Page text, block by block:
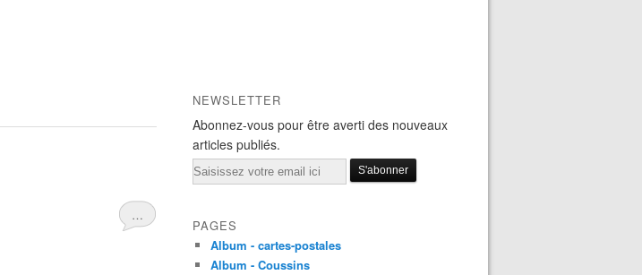
…
NEWSLETTER
Abonnez-vous pour être averti des nouveaux
articles publiés.
Email
PAGES
Album - cartes-postales
Album - Coussins